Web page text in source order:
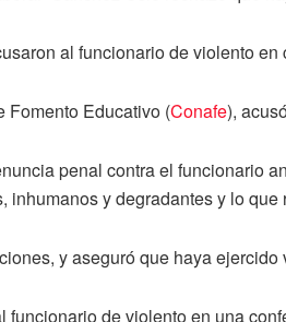
al funcionario de violento en
Fomento Educativo (Conafe),
penal contra el funcionario
y degradantes y lo que
y aseguró que haya
de violento en una